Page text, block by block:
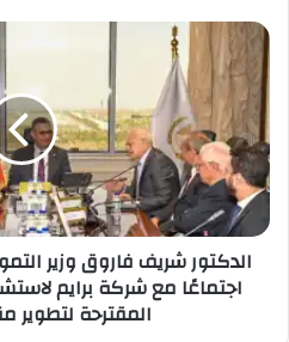
الدكتور
شريف
فاروق
وزير
التموين
والتجارة
الداخلية
يعقد
اجتماعًا
شركة
الدكتور شريف فاروق وزير
اجتماعًا مع شركة برايم
المقترحة لتطوير